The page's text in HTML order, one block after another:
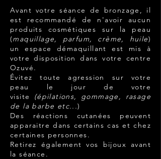
Avant votre séance de bronzage, il
est recommandé de n'avoir aucun
produits cosmétiques sur la peau
(maquillage, parfum, crème, huile)
un espace démaquillant est mis à
votre disposition dans votre centre
Ozuvé.
Évitez toute agression sur votre
peau le jour de votre
visite (épilations, gommage, rasage
de la barbe etc...)
Des réactions cutanées peuvent
apparaitre dans certains cas et chez
certaines personnes.
Retirez également vos bijoux avant
la séance.